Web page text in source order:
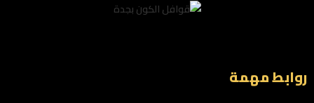
روابط مهمة